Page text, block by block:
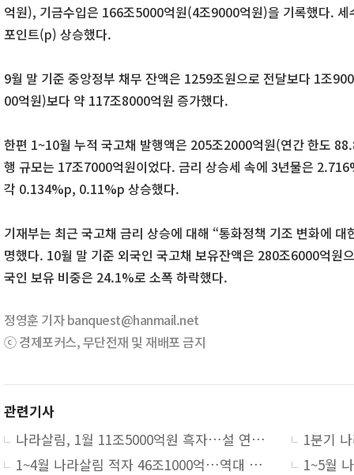
억원), 기금수입은 166조5000억원(4조9000억원)을 기록했다.
포인트(p) 상승했다.
9월 말 기준 중앙정부 채무 잔액은 1259조원으로 전달보다 1조
00억원)보다 약 117조8000억원 증가했다.
한편 1~10월 누적 국고채 발행액은 205조2000억원(연간 한도
행 규모는 17조7000억원이었다. 금리 상승세 속에 3년물은
각 0.134%p, 0.11%p 상승했다.
기재부는 최근 국고채 금리 상승에 대해 “통화정책 기조 변화에
명했다. 10월 말 기준 외국인 국고채 보유잔액은 280조6000억원
국인 보유 비중은 24.1%로 소폭 하락했다.
정영훈 기자 banquest@hanmail.net
ⓒ 경제포커스, 무단전재 및 재배포 금지
관련기사
나라살림, 1월 11조5000억원 흑자…설 연휴로 총지출 감소
1~4월 나라살림 적자 46조1000억…역대 세 번째 큰 규모